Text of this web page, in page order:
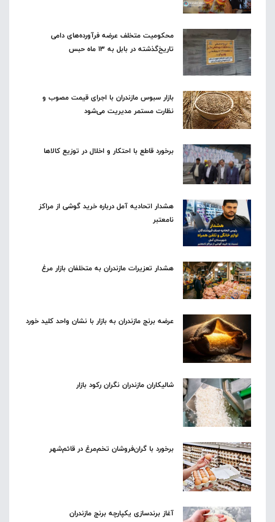
محکومیت متخلف عرضه فرآورده‌های دامی
تاریخ‌گذشته در بابل به ۱۳ ماه حبس
بازار سبوس مازندران با اجرای قیمت مصوب و
نظارت مستمر مدیریت می‌شود
برخورد قاطع با احتکار و اخلال در توزیع کالاها
هشدار اتحادیه آمل درباره خرید گوشی از مراکز
نامعتبر
هشدار تعزیرات مازندران به متخلفان بازار مرغ
عرضه برنج مازندران به بازار با نشان واحد کلید خورد
شالیکاران مازندران نگران رکود بازار
برخورد با گران‌فروشان تخم‌مرغ در قائم‌شهر
آغاز برندسازی یکپارچه برنج مازندران